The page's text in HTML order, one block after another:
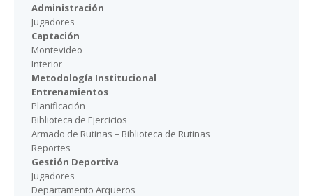
Administración
Jugadores
Captación
Montevideo
Interior
Metodología Institucional
Entrenamientos
Planificación
Biblioteca de Ejercicios
Armado de Rutinas – Biblioteca de Rutinas
Reportes
Gestión Deportiva
Jugadores
Departamento Arqueros